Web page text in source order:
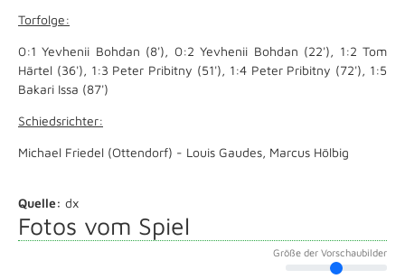
Torfolge:
0:1 Yevhenii Bohdan (8'), 0:2 Yevhenii Bohdan (22'), 1:2 Tom
Härtel (36'), 1:3 Peter Pribitny (51'), 1:4 Peter Pribitny (72'), 1:5
Bakari Issa (87')
Schiedsrichter:
Michael Friedel (Ottendorf) - Louis Gaudes, Marcus Hölbig
Quelle: dx
Fotos vom Spiel
Größe der Vorschaubilder